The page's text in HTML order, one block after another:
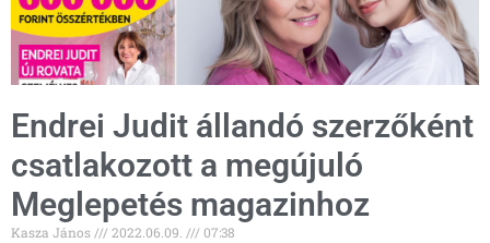
Endrei Judit állandó szerzőként
csatlakozott a megújuló
Meglepetés magazinhoz
Kasza János 2022.06.09. 07:38